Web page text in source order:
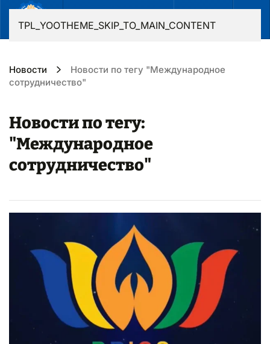
TPL_YOOTHEME_SKIP_TO_MAIN_CONTENT
RU
Новости
Новости по тегу "Международное
сотрудничество"
Новости по тегу:
"Международное
сотрудничество"